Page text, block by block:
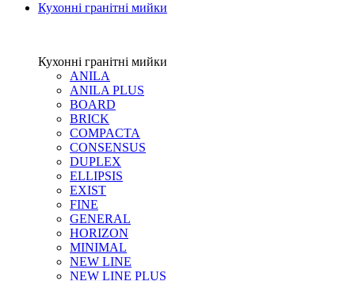
Кухонні гранітні мийки
Кухонні гранітні мийки
ANILA
ANILA PLUS
BOARD
BRICK
COMPACTA
CONSENSUS
DUPLEX
ELLIPSIS
EXIST
FINE
GENERAL
HORIZON
MINIMAL
NEW LINE
NEW LINE PLUS